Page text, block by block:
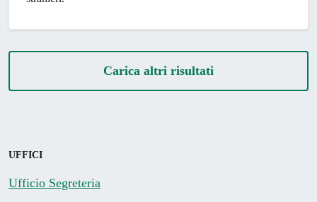
Carica altri risultati
UFFICI
Ufficio Segreteria